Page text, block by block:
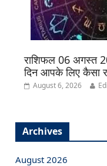
राशिफल 06 अगस्त
दिन आपके लिए कैसा
August 6, 2026
Archives
August 2026